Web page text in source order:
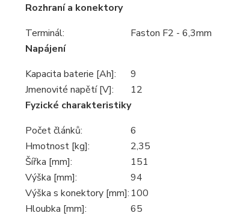
Rozhraní a konektory
Terminál:
Faston F2 - 6,3mm
Napájení
Kapacita baterie [Ah]:
9
Jmenovité napětí [V]:
12
Fyzické charakteristiky
Počet článků:
6
Hmotnost [kg]:
2,35
Šířka [mm]:
151
Výška [mm]:
94
Výška s konektory [mm]: 100
Hloubka [mm]:
65